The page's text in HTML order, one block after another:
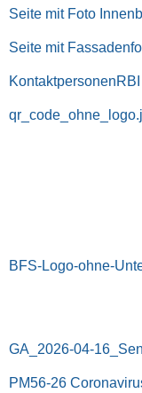
Seite mit Foto
Seite mit
KontaktpersonenRBI
BFS-Logo-ohne-
GA_2026-04-
PM56-26